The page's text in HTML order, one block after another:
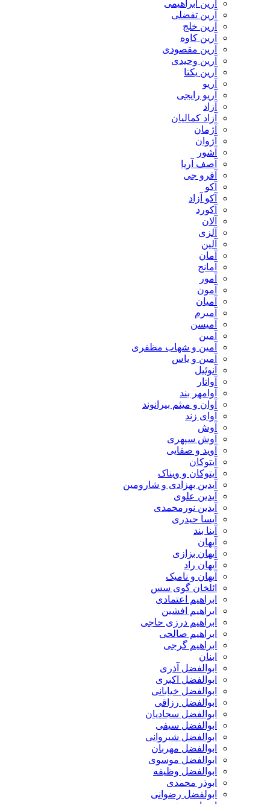
آرین ابراهیمی
آرین تفضلی
آرین خلج
آرین کاوه
آرین مقصودی
آرین وحیدی
آرین یکتا
آریو
آریو رایجی
آزاد
آزاد کمالیان
آژمان
آژوان
آشور
آصف آریا
آفرو جی
آکو
آکو آزاد
آکورد
آلان
آلزی
آلین
آمان
آمانج
آمور
آمون
آمیان
آمیرم
آمیسن
آمین
آمین و شهاب مظفری
آمین و یاس
آنوئیل
آواتار
آوامهر بند
آوان و میثم بیرانوند
آوای زند
آوش
آوش سپهری
آوید و صفایی
آیتوکان
آیتوکان و ویناک
آیدین بهزادی و شارومین
آیدین علوی
آیدین نورمحمدی
آیسا حیدری
آینا بند
آیهان
آیهان بزازی
آیهان راد
آیهان و نامیک
ائلخان گوی سس
ابراهیم اعتمادی
ابراهیم افشین
ابراهیم درزی حاجی
ابراهیم صالحی
ابراهیم گرجی
ابنان
ابوالفضل آذری
ابوالفضل اکبری
ابوالفضل خیابانی
ابوالفضل رزاقی
ابوالفضل سجادیان
ابوالفضل سیفی
ابوالفضل شیروانی
ابوالفضل مهربان
ابوالفضل موسوی
ابوالفضل وظیفه
ابوذر محمدی
ابولفضل رضوانی